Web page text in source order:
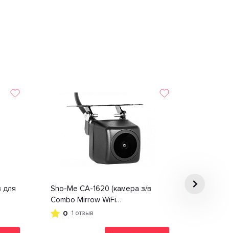
для
Sho-Me CA-1620 (камера з/в
Combo Mirrow WiFi
DUO/Slim/Vision)
0 1 отзыв